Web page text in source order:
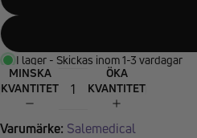
I lager - Skickas inom 1-3 vardagar
MINSKA
KVANTITET
ÖKA
KVANTITET
Varumärke: Salemedical